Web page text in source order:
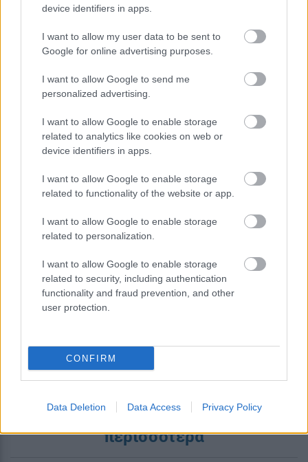
device identifiers in apps.
I want to allow my user data to be sent to
Google for online advertising purposes.
I want to allow Google to send me
personalized advertising.
I want to allow Google to enable storage
related to analytics like cookies on web or
device identifiers in apps.
I want to allow Google to enable storage
related to functionality of the website or app.
I want to allow Google to enable storage
related to personalization.
I want to allow Google to enable storage
related to security, including authentication
functionality and fraud prevention, and other
user protection.
CONFIRM
Data Deletion Data Access Privacy Policy
Νέα κβαντική πύλη εντοπίζει μόνη
φωτονίων
ελληνική μυθολογία; Μπορείτε να
απαντήσετε σωστά και στις 3
ερωτήσεις;
περισσότερα